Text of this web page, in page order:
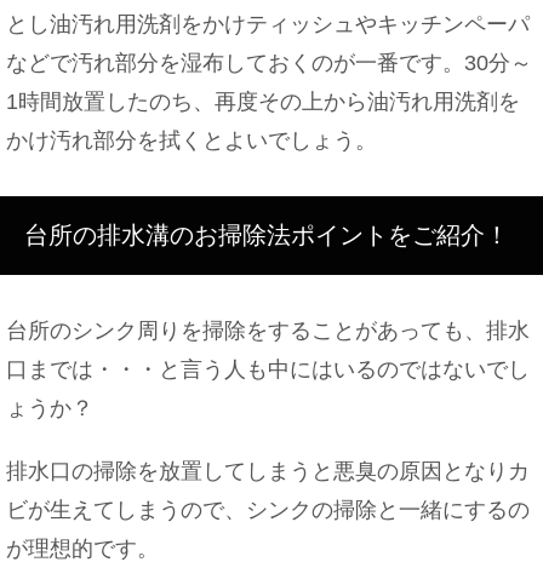
とし油汚れ用洗剤をかけティッシュやキッチンペーパ
などで汚れ部分を湿布しておくのが一番です。30分～
1時間放置したのち、再度その上から油汚れ用洗剤を
かけ汚れ部分を拭くとよいでしょう。
台所の排水溝のお掃除法ポイントをご紹介！
台所のシンク周りを掃除をすることがあっても、排水
口までは・・・と言う人も中にはいるのではないでし
ょうか？
排水口の掃除を放置してしまうと悪臭の原因となりカ
ビが生えてしまうので、シンクの掃除と一緒にするの
が理想的です。